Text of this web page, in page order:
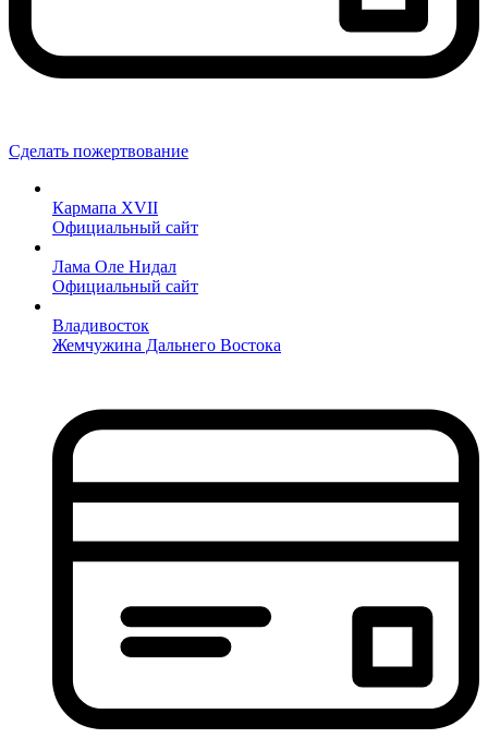
Сделать пожертвование
Кармапа XVII
Официальный сайт
Лама Оле Нидал
Официальный сайт
Владивосток
Жемчужина Дальнего Востока